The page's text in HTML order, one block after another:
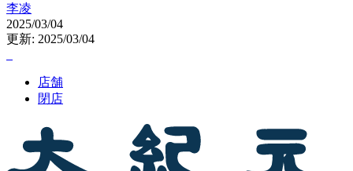
李凌
2025/03/04
更新: 2025/03/04
店舗
閉店